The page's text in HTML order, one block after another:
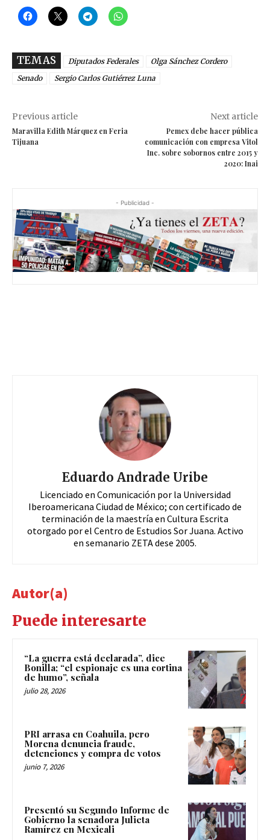
TEMAS Diputados Federales
Olga Sánchez Cordero
Senado
Sergio Carlos Gutiérrez Luna
Previous article
Maravilla Edith Márquez en Feria
Tijuana
Next article
Pemex debe hacer pública
comunicación con empresa Vitol
Inc. sobre sobornos entre 2015 y
2020: Inai
- Publicidad -
Eduardo Andrade Uribe
Licenciado en Comunicación por la Universidad
Iberoamericana Ciudad de México; con certificado de
terminación de la maestría en Cultura Escrita
otorgado por el Centro de Estudios Sor Juana. Activo
en semanario ZETA dese 2005.
Autor(a)
Puede interesarte
“La guerra está declarada”, dice
Bonilla; “el espionaje es una cortina
de humo”, señala
julio 28, 2026
PRI arrasa en Coahuila, pero
Morena denuncia fraude,
detenciones y compra de votos
junio 7, 2026
Presentó su Segundo Informe de
Gobierno la senadora Julieta
Ramírez en Mexicali